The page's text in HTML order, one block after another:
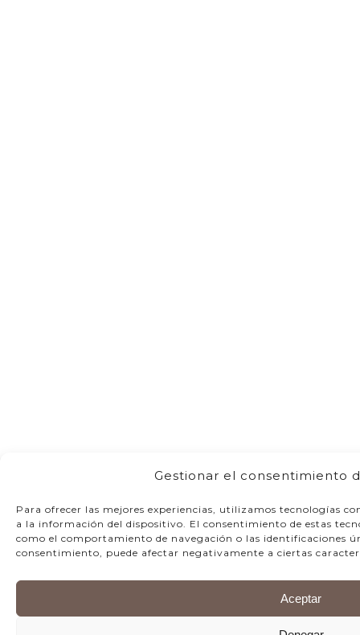
Gestionar el consentimiento
Para ofrecer las mejores experiencias, utilizamos tecnologías
a la información del dispositivo. El consentimiento de estas
como el comportamiento de navegación o las identificaciones
consentimiento, puede afectar negativamente a ciertas
Aceptar